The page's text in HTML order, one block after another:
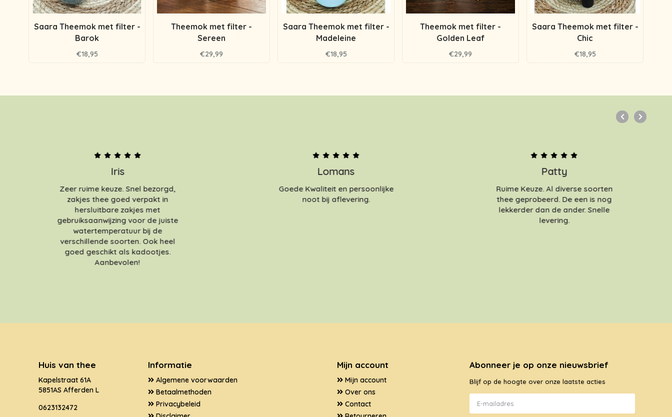
Saara Theemok met filter -
Barok
€18,95
Theemok met filter -
Sereen
€29,99
Saara Theemok met filter -
Madeleine
€18,95
Theemok met filter -
Golden Leaf
€29,99
Saara Theemok met filter -
Chic
€18,95
Iris
Zeer ruime keuze. Snel bezorgd,
zakjes thee goed verpakt in
hersluitbare zakjes met
gebruiksaanwijzing voor de juiste
watertemperatuur bij de
verschillende soorten. Ook heel
goed geschikt als kadootjes.
Aanbevolen!
Lomans
Goede Kwaliteit en persoonlijke
noot bij aflevering.
Patty
Ruime Keuze. Al diverse soorten
thee geprobeerd. De een is nog
lekkerder dan de ander. Snelle
levering.
Huis van thee
Kapelstraat 61A
5851AS Afferden L
0623132472
Informatie
Algemene voorwaarden
Betaalmethoden
Privacybeleid
Mijn account
Mijn account
Over ons
Contact
Abonneer je op onze nieuwsbrief
Blijf op de hoogte over onze laatste acties